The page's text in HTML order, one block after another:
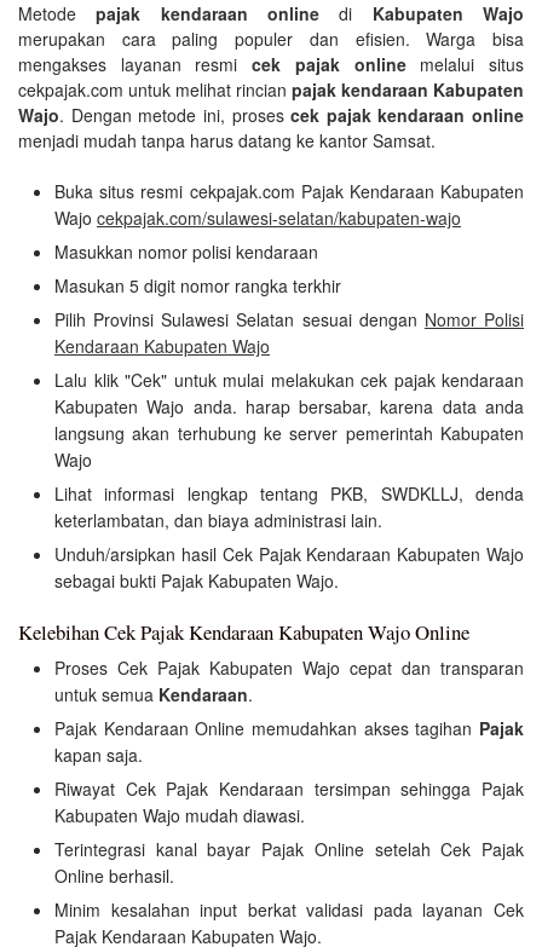
Metodepajak kendaraan online di Kabupaten Wajo
merupakan cara paling populer dan efisien. Warga bisa
mengakses layanan resmicek pajak onlinemelalui situs
cekpajak.com untuk melihat rincian pajak kendaraan Kabupaten
Wajo. Dengan metode ini, prosescek pajak kendaraan online
menjadi mudah tanpa harus datang ke kantor Samsat.
Buka situs resmi cekpajak.com Pajak Kendaraan Kabupaten
Wajo cekpajak.com/sulawesi-selatan/kabupaten-wajo
Masukkan nomor polisi kendaraan
Masukan 5 digit nomor rangka terkhir
Pilih Provinsi Sulawesi Selatan sesuai dengan Nomor Polisi
Kendaraan Kabupaten Wajo
Lalu klik "Cek" untuk mulai melakukan cek pajak kendaraan
Kabupaten Wajo anda. harap bersabar, karena data anda
langsung akan terhubung ke server pemerintah Kabupaten
Wajo
Lihat informasi lengkap tentang PKB, SWDKLLJ, denda
keterlambatan, dan biaya administrasi lain.
Unduh/arsipkan hasil Cek Pajak Kendaraan Kabupaten Wajo
sebagai bukti Pajak Kabupaten Wajo.
Kelebihan Cek Pajak Kendaraan Kabupaten Wajo Online
Proses Cek Pajak Kabupaten Wajo cepat dan transparan
untuk semua Kendaraan.
Pajak Kendaraan Online memudahkan akses tagihan Pajak
kapan saja.
Riwayat Cek Pajak Kendaraan tersimpan sehingga Pajak
Kabupaten Wajo mudah diawasi.
Terintegrasi kanal bayar Pajak Online setelah Cek Pajak
Online berhasil.
Minim kesalahan input berkat validasi pada layanan Cek
Pajak Kendaraan Kabupaten Wajo.